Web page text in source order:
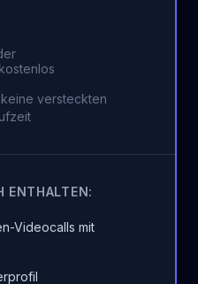
versteckten
ENTHALTEN:
Videocalls mit